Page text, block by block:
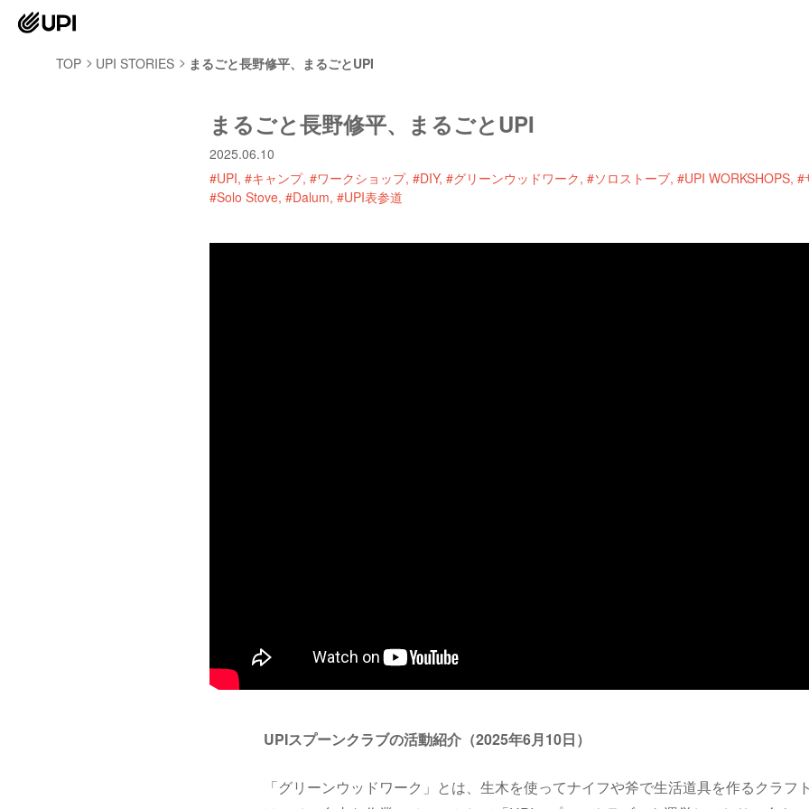
TOP UPI STORIES まるごと長野修平、まるごとUPI
まるごと長野修平、まるごとUPI
2025.06.10
#UPI #キャンプ #ワークショップ #DIY #グリーンウッドワーク #ソロストーブ #UPI WORKSHOPS #
#Solo Stove #Dalum #UPI表参道
UPIスプーンクラブの活動紹介（2025年6月10日）
「グリーンウッドワーク」とは、生木を使ってナイフや斧で生活道具を作るクラフ